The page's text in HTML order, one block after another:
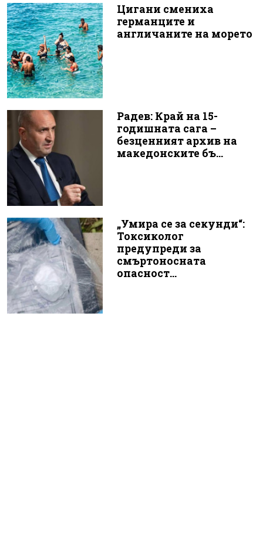
Цигани смениха
германците и
англичаните на морето
Радев: Край на 15-
годишната сага –
безценният архив на
македонските бъ...
„Умира се за секунди“:
Токсиколог
предупреди за
смъртоносната
опасност...